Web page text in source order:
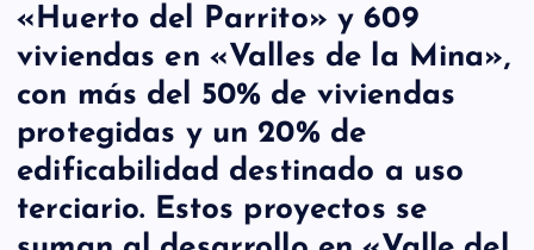
«Huerto del Parrito» y 609
viviendas en «Valles de la Mina»,
con más del 50% de viviendas
protegidas y un 20% de
edificabilidad destinado a uso
terciario. Estos proyectos se